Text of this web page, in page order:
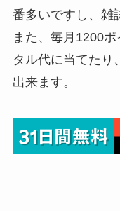
番多いですし、雑
また、毎月1200
タル代に当てたり
出来ます。